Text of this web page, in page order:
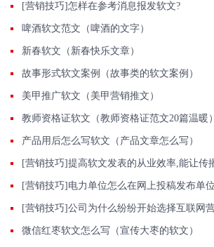
[营销技巧]怎样在参考消息报发软文?
啤酒软文范文（啤酒的文字）
新春软文（新春快乐文章）
故事形式软文案例（故事类的软文案例）
美甲推广软文（美甲营销推文）
教师资格证软文（教师资格证范文20篇温暖）
产品用后怎么写软文（产品文章怎么写）
微信红枣软文怎么写（宣传大枣的软文）